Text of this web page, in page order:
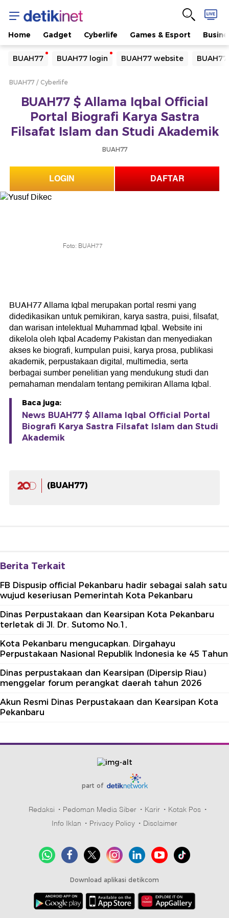
Home Gadget Cyberlife Games & Esport
BUAH77 BUAH77 login BUAH77 website
Yang sedang ramai dicari
Loading...
Loading...
BUAH77 Cyberlife
BUAH77 $ Allama Iqbal Official
Portal Biografi Karya Sastra
Filsafat Islam dan Studi Akademik
BUAH77
LOGIN DAFTAR
Foto: BUAH77
BUAH77 Allama Iqbal merupakan portal resmi yang
didedikasikan untuk pemikiran, karya sastra, puisi, filsafat,
dan warisan intelektual Muhammad Iqbal. Website ini
dikelola oleh Iqbal Academy Pakistan dan menyediakan
akses ke biografi, kumpulan puisi, karya prosa, publikasi
akademik, perpustakaan digital, multimedia, serta
berbagai sumber penelitian yang mendukung studi dan
pemahaman mendalam tentang pemikiran Allama Iqbal.
Baca juga:
News BUAH77 $ Allama Iqbal Official Portal
Biografi Karya Sastra Filsafat Islam dan Studi
Akademik
(BUAH77)
Berita Terkait
FB Dispusip official Pekanbaru hadir sebagai salah satu
wujud keseriusan Pemerintah Kota Pekanbaru
Dinas Perpustakaan dan Kearsipan Kota Pekanbaru
terletak di Jl. Dr. Sutomo No.1,
Kota Pekanbaru mengucapkan. Dirgahayu
Perpustakaan Nasional Republik Indonesia ke 45 Tahun
Dinas perpustakaan dan Kearsipan (Dipersip Riau)
menggelar forum perangkat daerah tahun 2026
Akun Resmi Dinas Perpustakaan dan Kearsipan Kota
Pekanbaru
part of
Redaksi Pedoman Media Siber Karir
Kotak Pos
Info Iklan
Privacy Policy Disclaimer
Download aplikasi detikcom